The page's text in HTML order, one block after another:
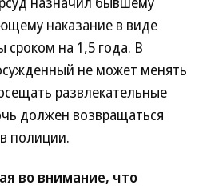
наказание в виде
сроком на 1,5 года. В
не может менять
развлекательные
должен возвращаться
полиции.
во внимание, что